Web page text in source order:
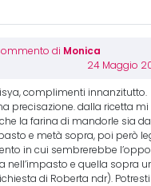
di Monica
24 Maggio
complimenti innanzitutto.
precisazione. dalla ricetta
la farina di mandorle sia
e metà sopra, poi però
in cui sembrerebbe
nell’impasto e quella sopra
di Roberta ndr).